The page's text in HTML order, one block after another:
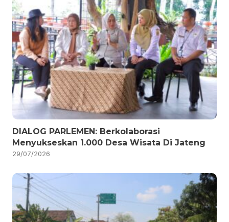
DIALOG PARLEMEN: Berkolaborasi
Menyukseskan 1.000 Desa Wisata Di Jateng
29/07/2026